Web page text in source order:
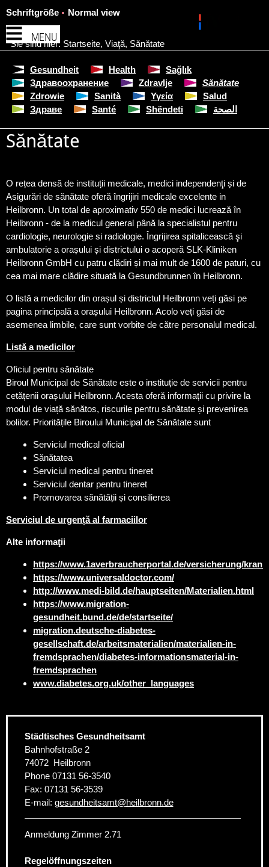
MENU
Schriftgröße Normal view
Sie sind hier: Startseite, Viaţă, Sănătate
Gesundheit Health
Sağlık
Здравоохранение
Zdravlje
Sănătate
Zdrowie
Sanità Υγεία
Salud
Здраве
Santé Shëndeti الصحة
Sănătate
O rețea densă de instituții medicale, medici independenţi și de
Asigurări de sănătate oferă îngrijiri medicale excelente in
Heilbronn. Un total de aproximativ 550 de medici lucrează în
Heilbronn - de la medicul general până la specialistul pentru
cardiologie, neurologie si radiologie. Îngrijirea spitalicească şi
ambulatorie a orașului și districtului o acoperă SLK-Kliniken
Heilbronn GmbH cu patru clădiri și mai mult de 1600 de paturi, cu
cea mai mare clădire situată la Gesundbrunnen în Heilbronn.
O listă a medicilor din orașul și districtul Heilbronn veți găsi pe
pagina principală a orașului Heilbronn. Acolo veți găsi de
asemenea limbile, care sunt vorbite de către personalul medical.
Listă a medicilor
Oficiul pentru sănătate
Biroul Municipal de Sănătate este o instituție de servicii pentru
cetățenii orașului Heilbronn. Acesta oferă informații cu privire la
modul de viață sănătos, riscurile pentru sănătate și prevenirea
bolilor. Prioritățile Biroului Municipal de Sănătate sunt
Serviciul medical oficial
Sănătatea
Serviciul medical pentru tineret
Serviciul dentar pentru tineret
Promovarea sănătății și consilierea
Serviciul de urgență al farmaciilor
Alte informaţii
https://www.1averbraucherportal.de/versicherung/
https://www.universaldoctor.com/
http://www.medi-bild.de/hauptseiten/Materialien.html
https://www.migration-
gesundheit.bund.de/de/startseite/
migration.deutsche-diabetes-
gesellschaft.de/arbeitsmaterialien/materialien-in-
fremdsprachen/diabetes-informationsmaterial-in-
fremdsprachen
www.diabetes.org.uk/other_languages
Städtisches Gesundheitsamt
Bahnhofstraße 2
74072 Heilbronn
Phone 07131 56-3540
Fax: 07131 56-3539
E-mail: gesundheitsamt@heilbronn.de
Anmeldung Zimmer 2.71
Regelöffnungszeiten